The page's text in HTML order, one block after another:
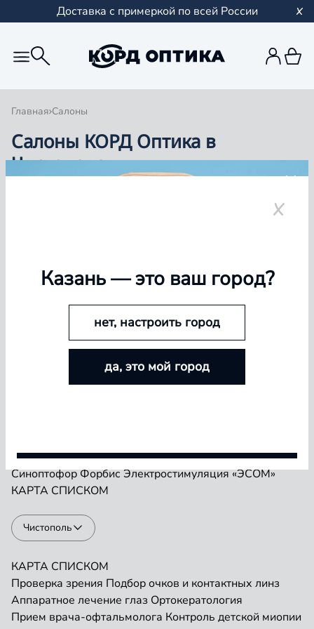
Доставка с примеркой по всей России
Главная Салоны
Салоны КОРД Оптика в
Чистополе
салонов в Казани и Республике Татарстан, Самаре,
Аппаратное лечение глаз Ортокератология
Прием врача-офтальмологаКонтроль детской миопии
Магнитотерапия «АМО-АТОС»Макулотестер
СиноптофорФорбисЭлектростимуляция «ЭСОМ»
КАРТА СПИСКОМ
Чистополь
КАРТА СПИСКОМ
Проверка зрения Подбор очков и контактных линз
Аппаратное лечение глаз Ортокератология
Прием врача-офтальмолога Контроль детской миопии
БОЛЬШЕ ЛИНЗ — БОЛЬШЕ СКИДКА
Покупайте контактные линзы Airway и увеличивайте
размер скидки — от 5% до 15%
Казань— это ваш город?
нет, настроить город
да, это мой город